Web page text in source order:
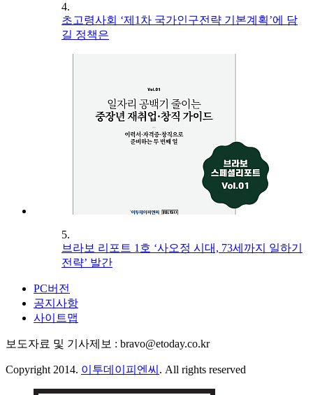
4.
초고령사회 ‘제1차 국가인구전략 기본계획’에 담
길 정책은
5.
브라보 리포트 1호 ‘사오정 시대, 73세까지 일하기
전략’ 발간
PC버전
공지사항
사이트맵
보도자료 및 기사제보 : bravo@etoday.co.kr
Copyright 2014. 이투데이피엔씨 . All rights reserved